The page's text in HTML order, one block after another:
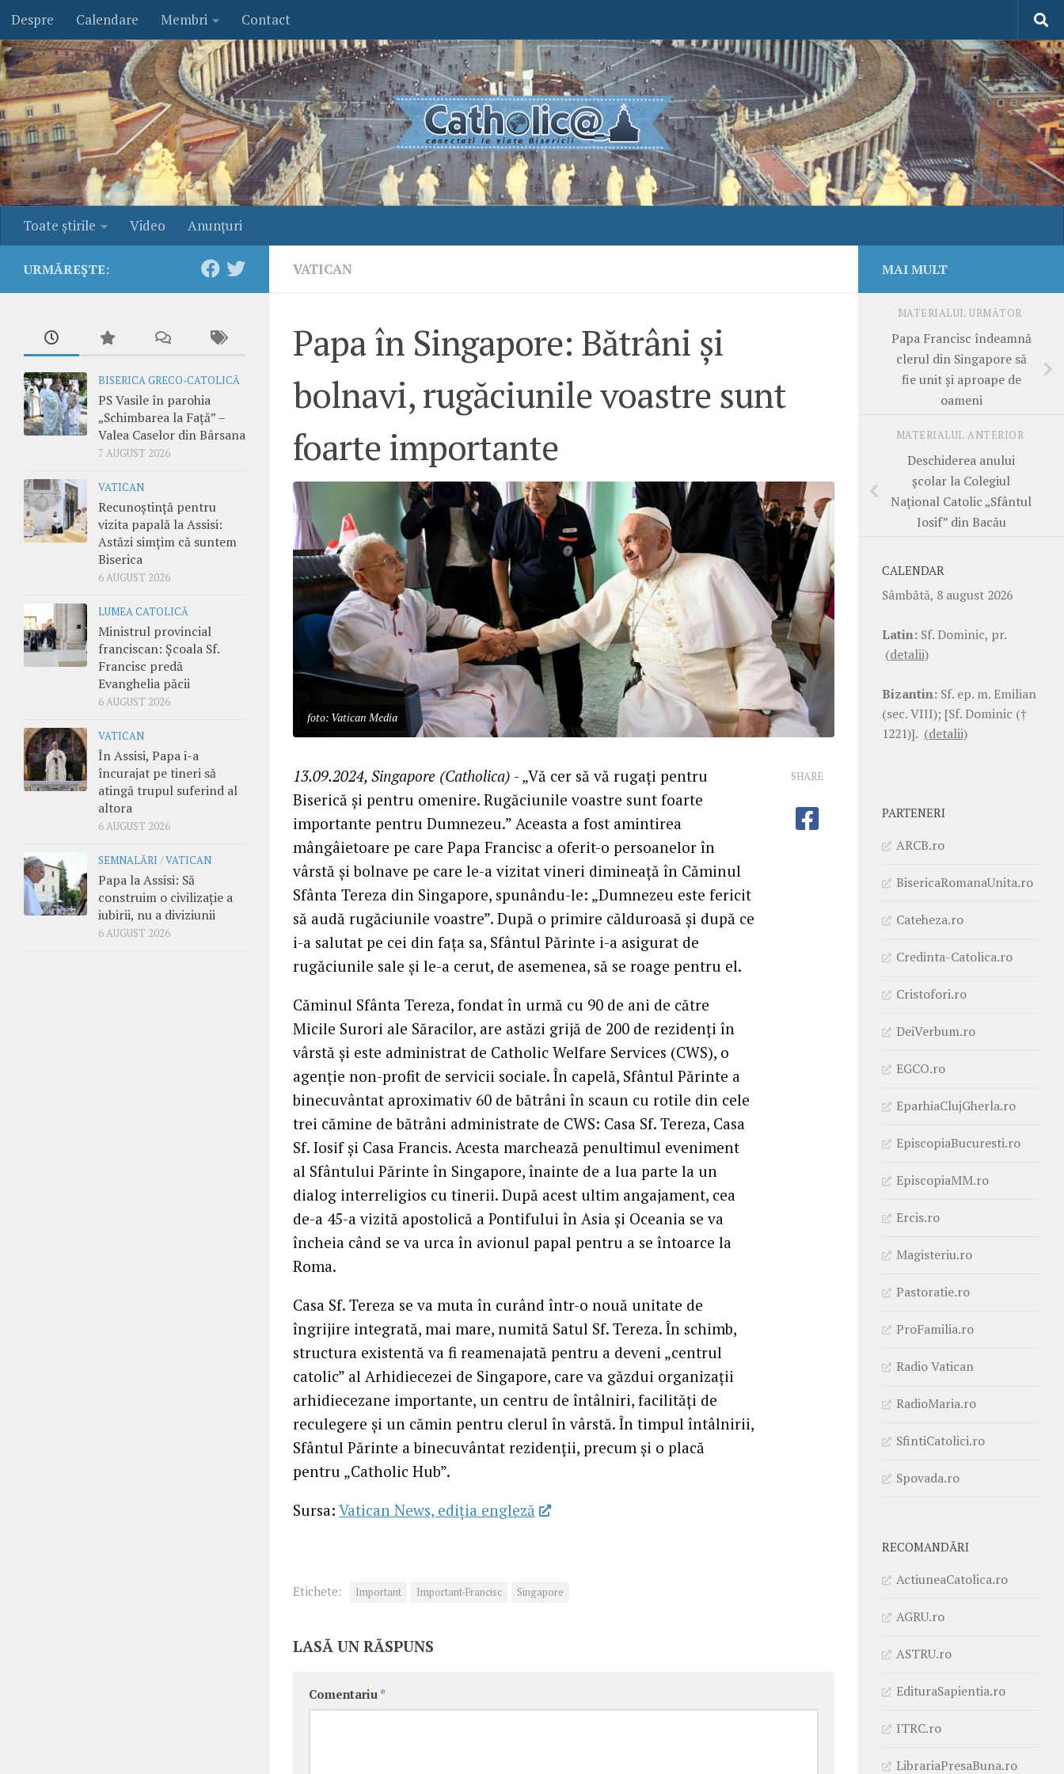
Skip to content
Despre Calendare Membri Contact
Toate ştirile Video Anunţuri
VATICAN
Papa în Singapore: Bătrâni și
bolnavi, rugăciunile voastre sunt
foarte importante
foto: Vatican Media
13.09.2024, Singapore (Catholica) - „Vă cer să vă rugați pentru
Biserică și pentru omenire. Rugăciunile voastre sunt foarte
importante pentru Dumnezeu.” Aceasta a fost amintirea
mângâietoare pe care Papa Francisc a oferit-o persoanelor în
vârstă și bolnave pe care le-a vizitat vineri dimineață în Căminul
Sfânta Tereza din Singapore, spunându-le: „Dumnezeu este fericit
să audă rugăciunile voastre”. După o primire călduroasă și după ce
i-a salutat pe cei din fața sa, Sfântul Părinte i-a asigurat de
rugăciunile sale și le-a cerut, de asemenea, să se roage pentru el.
Căminul Sfânta Tereza, fondat în urmă cu 90 de ani de către
Micile Surori ale Săracilor, are astăzi grijă de 200 de rezidenți în
vârstă și este administrat de Catholic Welfare Services (CWS), o
agenție non-profit de servicii sociale. În capelă, Sfântul Părinte a
binecuvântat aproximativ 60 de bătrâni în scaun cu rotile din cele
trei cămine de bătrâni administrate de CWS: Casa Sf. Tereza, Casa
Sf. Iosif și Casa Francis. Acesta marchează penultimul eveniment
al Sfântului Părinte în Singapore, înainte de a lua parte la un
dialog interreligios cu tinerii. După acest ultim angajament, cea
de-a 45-a vizită apostolică a Pontifului în Asia și Oceania se va
încheia când se va urca în avionul papal pentru a se întoarce la
Roma.
Casa Sf. Tereza se va muta în curând într-o nouă unitate de
îngrijire integrată, mai mare, numită Satul Sf. Tereza. În schimb,
structura existentă va fi reamenajată pentru a deveni „centrul
catolic” al Arhidiecezei de Singapore, care va găzdui organizații
arhidiecezane importante, un centru de întâlniri, facilități de
reculegere și un cămin pentru clerul în vârstă. În timpul întâlnirii,
Sfântul Părinte a binecuvântat rezidenții, precum și o placă
pentru „Catholic Hub”.
Sursa: Vatican News, ediția engleză
SHARE
Etichete: Important Important-Francisc Singapore
LASĂ UN RĂSPUNS
Comentariu *
URMĂREȘTE:
BISERICA GRECO-CATOLICĂ
PS Vasile în parohia
„Schimbarea la Față” –
Valea Caselor din Bârsana
7 AUGUST 2026
VATICAN
Recunoștință pentru
vizita papală la Assisi:
Astăzi simțim că suntem
Biserica
6 AUGUST 2026
LUMEA CATOLICĂ
Ministrul provincial
franciscan: Școala Sf.
Francisc predă
Evanghelia păcii
6 AUGUST 2026
VATICAN
În Assisi, Papa i-a
încurajat pe tineri să
atingă trupul suferind al
altora
6 AUGUST 2026
SEMNALĂRI /VATICAN
Papa la Assisi: Să
construim o civilizație a
iubirii, nu a diviziunii
6 AUGUST 2026
MAI MULT
MATERIALUL URMĂTOR
Papa Francisc îndeamnă
clerul din Singapore să
fie unit și aproape de
oameni
MATERIALUL ANTERIOR
Deschiderea anului
școlar la Colegiul
Național Catolic „Sfântul
Iosif” din Bacău
CALENDAR
Sâmbătă, 8 august 2026
Latin: Sf. Dominic, pr.
(detalii)
Bizantin: Sf. ep. m. Emilian
(sec. VIII); [Sf. Dominic (†
1221)]. (detalii)
PARTENERI
ARCB.ro
BisericaRomanaUnita.ro
Cateheza.ro
Credinta-Catolica.ro
Cristofori.ro
DeiVerbum.ro
EGCO.ro
EparhiaClujGherla.ro
EpiscopiaBucuresti.ro
EpiscopiaMM.ro
Ercis.ro
Magisteriu.ro
Pastoratie.ro
ProFamilia.ro
Radio Vatican
RadioMaria.ro
SfintiCatolici.ro
Spovada.ro
RECOMANDĂRI
ActiuneaCatolica.ro
AGRU.ro
ASTRU.ro
EdituraSapientia.ro
ITRC.ro
LibrariaPresaBuna.ro